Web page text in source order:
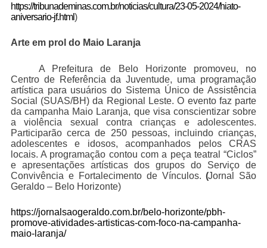
https://tribunademinas.com.br/noticias/cultura/23-05-2024/hiato-
aniversario-jf.html)
Arte em prol do Maio Laranja
A Prefeitura de Belo Horizonte promoveu, no
Centro de Referência da Juventude, uma programação
artística para usuários do Sistema Único de Assistência
Social (SUAS/BH) da Regional Leste. O evento faz parte
da campanha Maio Laranja, que visa conscientizar sobre
a violência sexual contra crianças e adolescentes.
Participarão cerca de 250 pessoas, incluindo crianças,
adolescentes e idosos, acompanhados pelos CRAS
locais. A programação contou com a peça teatral “Ciclos”
e apresentações artísticas dos grupos do Serviço de
Convivência e Fortalecimento de Vínculos. (Jornal São
Geraldo – Belo Horizonte)
https://jornalsaogeraldo.com.br/belo-horizonte/pbh-
promove-atividades-artisticas-com-foco-na-campanha-
maio-laranja/